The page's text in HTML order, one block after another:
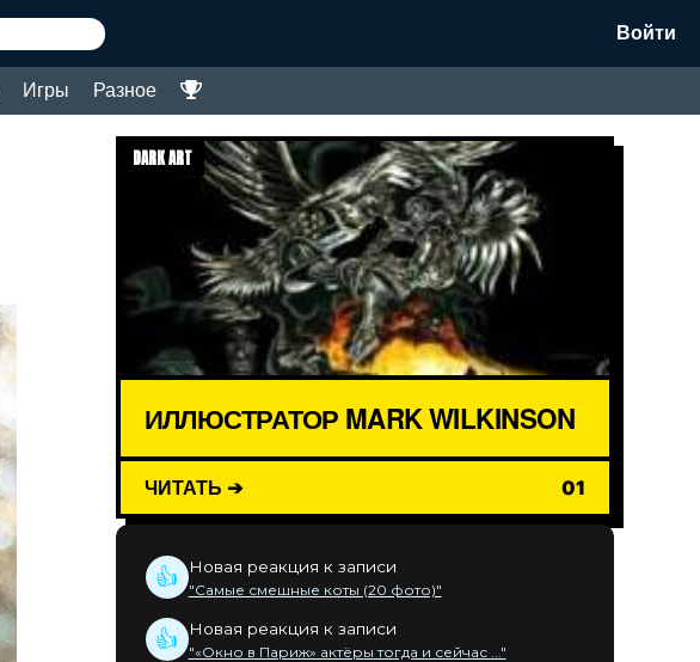
Войти
Игры Разное
DARK ART
ИЛЛЮСТРАТОР MARK WILKINSON
ЧИТАТЬ ➔ 01
👍 Новая реакция к записи
"Самые смешные коты (20 фото)"
👍 Новая реакция к записи
"«Окно в Париж» актёры тогда и сейчас ..."